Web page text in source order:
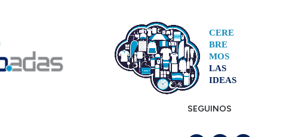
CERE
BRE
MOS
LAS
IDEAS
SEGUINOS